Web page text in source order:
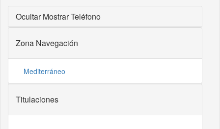
Ocultar Mostrar Teléfono
Zona Navegación
Mediterráneo
Titulaciones